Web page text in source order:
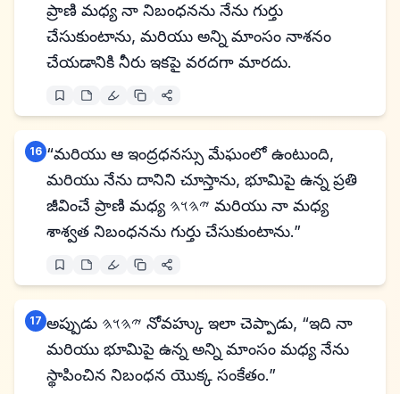
ప్రాణి మధ్య నా నిబంధనను నేను గుర్తు
చేసుకుంటాను, మరియు అన్ని మాంసం నాశనం
చేయడానికి నీరు ఇకపై వరదగా మారదు.
16 “మరియు ఆ ఇంద్రధనస్సు మేఘంలో ఉంటుంది,
మరియు నేను దానిని చూస్తాను, భూమిపై ఉన్న ప్రతి
జీవించే ప్రాణి మధ్య 𐤉𐤄𐤅𐤄 మరియు నా మధ్య
శాశ్వత నిబంధనను గుర్తు చేసుకుంటాను.”
17 అప్పుడు 𐤉𐤄𐤅𐤄 నోవహ్కు ఇలా చెప్పాడు, “ఇది నా
మరియు భూమిపై ఉన్న అన్ని మాంసం మధ్య నేను
స్థాపించిన నిబంధన యొక్క సంకేతం.”